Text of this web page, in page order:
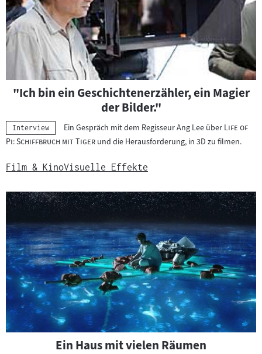
"Ich bin ein Geschichtenerzähler, ein Magier
der Bilder."
Kategorie:
Interview Ein Gespräch mit dem Regisseur Ang Lee über "Life of
Pi: Schiffbruch mit Tiger"und die Herausforderung, in 3D zu filmen.
Film & KinoVisuelle Effekte
Ein Haus mit vielen Räumen